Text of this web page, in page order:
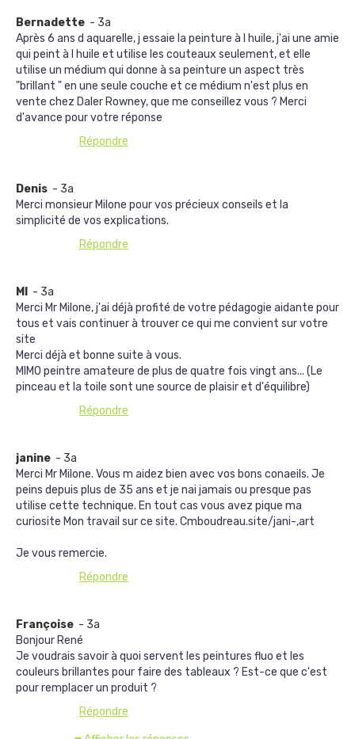
Bernadette - 3a
Après 6 ans d aquarelle, j essaie la peinture à l huile, j'ai une amie
qui peint à l huile et utilise les couteaux seulement, et elle
utilise un médium qui donne à sa peinture un aspect très
"brillant " en une seule couche et ce médium n'est plus en
vente chez Daler Rowney, que me conseillez vous ? Merci
d'avance pour votre réponse
Répondre
Denis - 3a
Merci monsieur Milone pour vos précieux conseils et la
simplicité de vos explications.
Répondre
MI
- 3a
Merci Mr Milone, j'ai déjà profité de votre pédagogie aidante pour
tous et vais continuer à trouver ce qui me convient sur votre
site
Merci déjà et bonne suite à vous.
MIMO peintre amateure de plus de quatre fois vingt ans... (Le
pinceau et la toile sont une source de plaisir et d'équilibre)
Répondre
janine - 3a
Merci Mr Milone. Vous m aidez bien avec vos bons conaeils. Je
peins depuis plus de 35 ans et je nai jamais ou presque pas
utilise cette technique. En tout cas vous avez pique ma
curiosite Mon travail sur ce site. Cmboudreau.site/jani-,art
Je vous remercie.
Répondre
Françoise - 3a
Bonjour René
Je voudrais savoir à quoi servent les peintures fluo et les
couleurs brillantes pour faire des tableaux ? Est-ce que c'est
pour remplacer un produit ?
Répondre